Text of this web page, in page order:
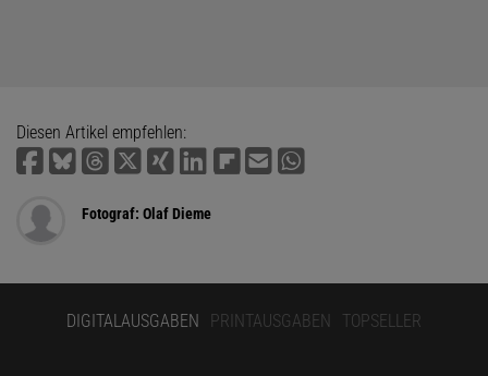
Diesen Artikel empfehlen:
Fotograf: Olaf Dieme
DIGITALAUSGABEN PRINTAUSGABEN TOPSELLER